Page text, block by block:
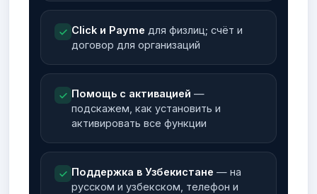
Click и Payme для физлиц; счёт и
договор для организаций
Помощь с активацией —
подскажем, как установить и
активировать все функции
Поддержка в Узбекистане — на
русском и узбекском, телефон и